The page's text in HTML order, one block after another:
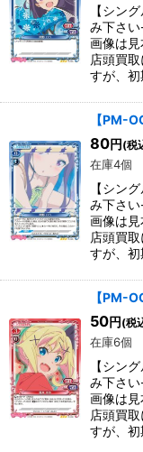
【シン
み下さい
画像は
店頭買
すが、
【PM-
80円 (税
在庫4個
【シン
み下さい
画像は
店頭買
すが、
【PM-
50円 (税
在庫6個
【シン
み下さい
画像は
店頭買
すが、